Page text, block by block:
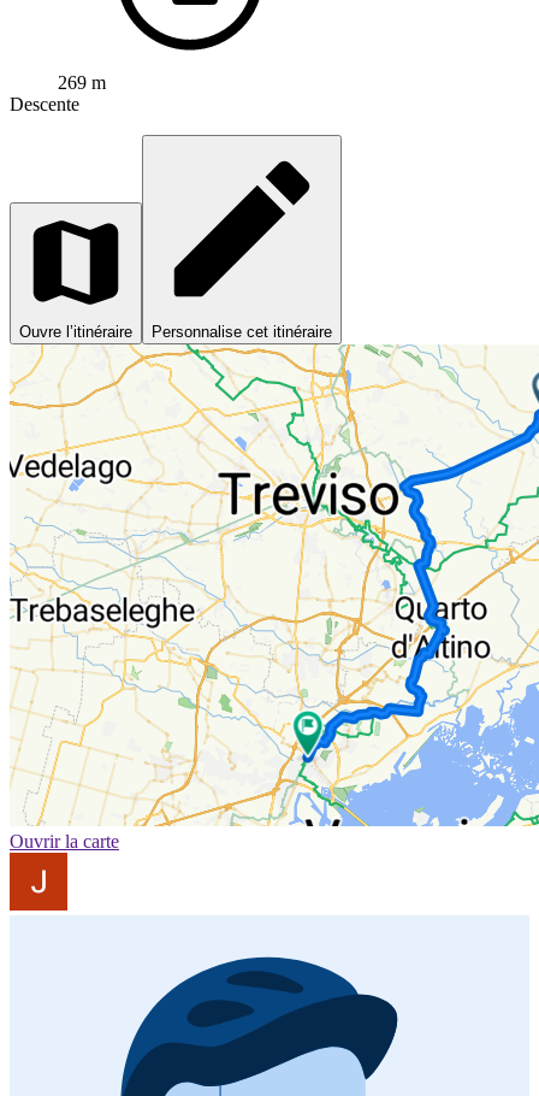
269 m
Descente
Ouvre l’itinéraire Personnalise cet itinéraire
Ouvrir la carte